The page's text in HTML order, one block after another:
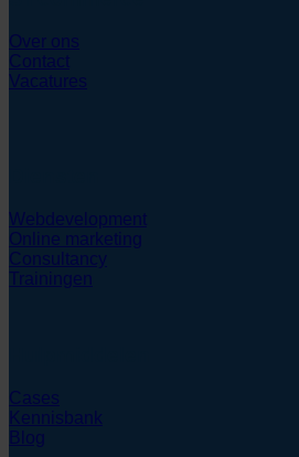
Over ons
Contact
Vacatures
Webdevelopment
Online marketing
Consultancy
Trainingen
Cases
Kennisbank
Blog